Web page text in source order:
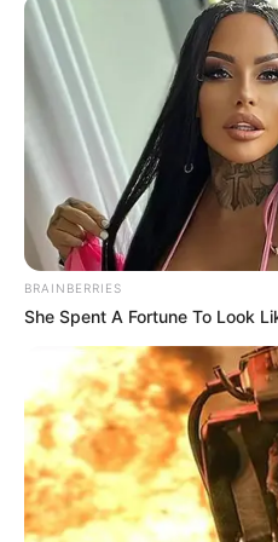
Wellnessbehandlungen
Links zu
Freizeitbädern und
in und um Limburg a. d.
Beselich:
Hier geht es zu allen
Sehenswürdigkeiten in
Weitere Bademöglichkeiten
Erlebnissbädern gibt es
Hessenund Baden in
An vielen Badeseen liegen
BRAINBERRIES
She Spent A Fortune To Look